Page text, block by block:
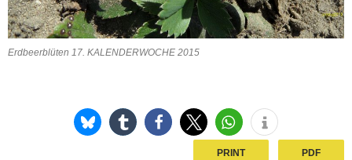
Erdbeerblüten 17. KALENDERWOCHE 2015
PRINT PDF